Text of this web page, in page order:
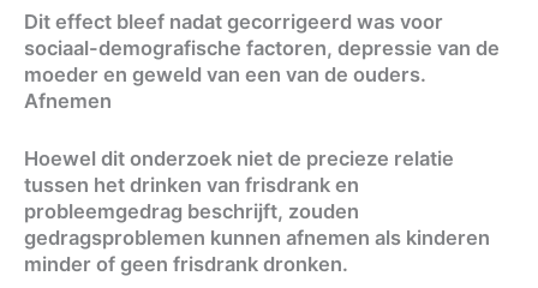
Dit effect bleef nadat gecorrigeerd was voor
sociaal-demografische factoren, depressie van de
moeder en geweld van een van de ouders.
Afnemen
Hoewel dit onderzoek niet de precieze relatie
tussen het drinken van frisdrank en
probleemgedrag beschrijft, zouden
gedragsproblemen kunnen afnemen als kinderen
minder of geen frisdrank dronken.